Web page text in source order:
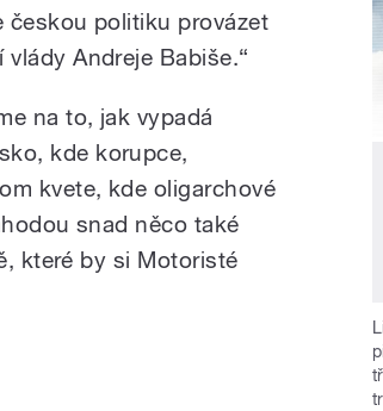
českou politiku provázet
Andreje Babiše.“
na to, jak vypadá
kde korupce,
kvete, kde oligarchové
snad něco také
které by si Motoristé